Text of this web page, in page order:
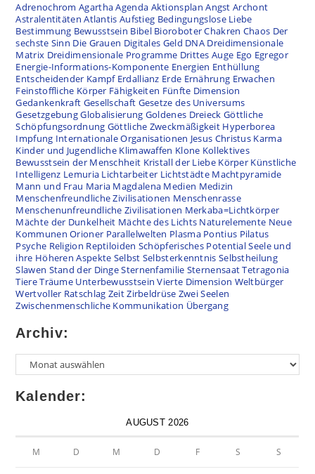
Adrenochrom AgarthaAgenda Aktionsplan Angst Archont
Astralentitäten Atlantis Aufstieg Bedingungslose Liebe
Bestimmung Bewusstsein Bibel BioroboterChakren Chaos Der
sechste Sinn Die Grauen Digitales Geld DNA Dreidimensionale
Matrix Dreidimensionale Programme Drittes Auge Ego Egregor
Energie-Informations-Komponente Energien Enthüllung
Entscheidender Kampf Erdallianz Erde Ernährung Erwachen
Feinstoffliche Körper Fähigkeiten Fünfte Dimension
Gedankenkraft Gesellschaft Gesetze des Universums
GesetzgebungGlobalisierung Goldenes Dreieck Göttliche
Schöpfungsordnung Göttliche Zweckmäßigkeit Hyperborea
Impfung Internationale Organisationen Jesus Christus Karma
Kinder und Jugendliche Klimawaffen Klone Kollektives
Bewusstsein der Menschheit Kristall der Liebe Körper Künstliche
Intelligenz Lemuria Lichtarbeiter Lichtstädte Machtpyramide
Mann und Frau Maria Magdalena Medien Medizin
Menschenfreundliche Zivilisationen Menschenrasse
Menschenunfreundliche Zivilisationen Merkaba=Lichtkörper
Mächte der Dunkelheit Mächte des Lichts Naturelemente Neue
Kommunen Orioner Parallelwelten Plasma Pontius Pilatus
Psyche Religion Reptiloiden Schöpferisches PotentialSeele und
ihre Höheren Aspekte Selbst Selbsterkenntnis Selbstheilung
Slawen Stand der DingeSternenfamilie SternensaatTetragonia
TiereTräume Unterbewusstsein Vierte Dimension Weltbürger
Wertvoller Ratschlag ZeitZirbeldrüse Zwei Seelen
Zwischenmenschliche Kommunikation Übergang
Archiv:
Kalender:
AUGUST 2026
M D M D F S S